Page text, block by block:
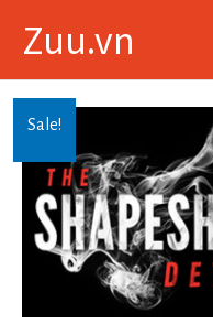
Zuu.vn
Sale!